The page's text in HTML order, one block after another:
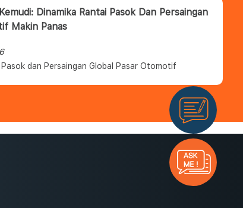
Dinamika Rantai Pasok Dan Persaingan
Makin Panas
Pasok dan Persaingan Global Pasar Otomotif